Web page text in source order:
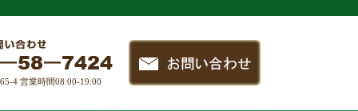
4 営業時間08:00-19:00